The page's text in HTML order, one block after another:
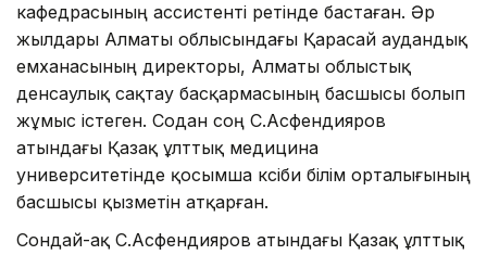
кафедрасының ассистенті ретінде бастаған. Әр
жылдары Алматы облысындағы Қарасай аудандық
емханасының директоры, Алматы облыстық
денсаулық сақтау басқармасының басшысы болып
жұмыс істеген. Содан соң С.Асфендияров
атындағы Қазақ ұлттық медицина
университетінде қосымша кәсіби білім орталығының
басшысы қызметін атқарған.
Сондай-ақ С.Асфендияров атындағы Қазақ ұлттық